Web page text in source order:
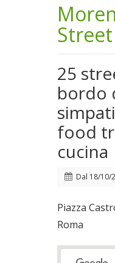
25
bordo
food
cucina
Dal 18/10/
Piazza
Roma